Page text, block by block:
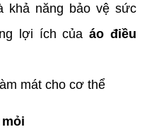
khả năng bảo vệ sức
lợi ích củaáo điều
mát cho cơ thể